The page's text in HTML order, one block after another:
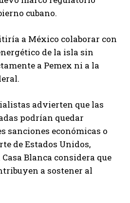
cubano.
a México colaborar con
de la isla sin
a Pemex ni a la
advierten que las
podrían quedar
sanciones económicas o
de Estados Unidos,
Blanca considera que
a sostener al